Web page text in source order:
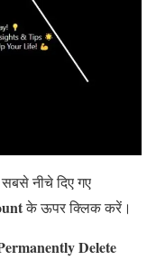
नीचे दिए गए
के ऊपर क्लिक करें।
Delete